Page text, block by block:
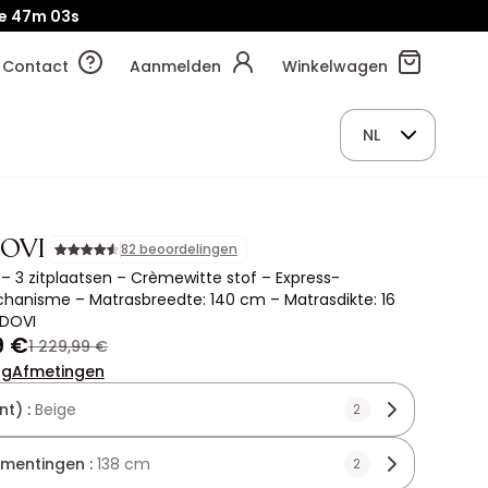
47m 01s
Contact Aanmelden Winkelwagen
NL
82 beoordelingen
3 zitplaatsen – Crèmewitte stof – Express-
– Matrasbreedte: 140 cm – Matrasdikte: 16
€1 229,99 €
Afmetingen
: Beige 2
: 138 cm 2